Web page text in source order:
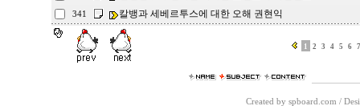
341 칼뱅과 세베르투스에 대한 오해 권현익
1 2 3 4 5 6 7
Created by spboard.com /